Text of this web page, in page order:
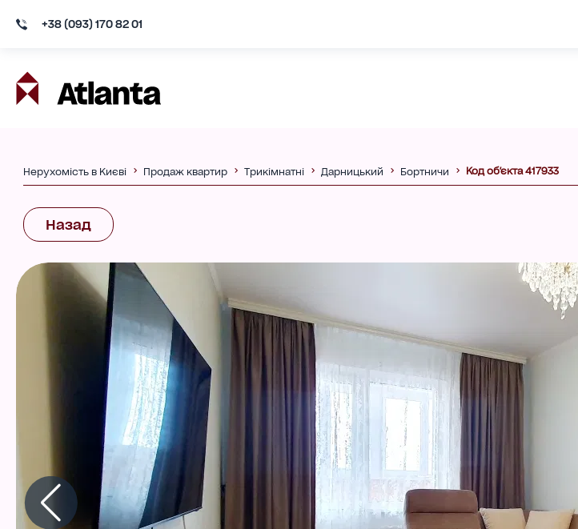
+38 (093) 170 82 01
Нерухомість в Києві Продаж квартир Трикімнатні Дарницький Бортничи Код об'єкта 417933
Назад